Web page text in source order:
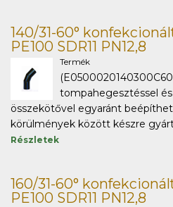
140/31-60°
PE100 SDR11 PN12,8
Termék
tompahegesztéssel
összekötővel egyaránt
körülmények között készre
Részletek
160/31-60°
PE100 SDR11 PN12,8